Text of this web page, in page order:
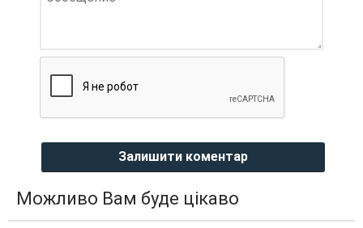
Залишити коментар
Можливо Вам буде цікаво